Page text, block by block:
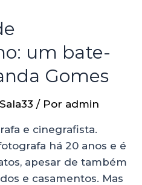
um bate-
Gomes
Sala33 / Por admin
e cinegrafista.
há 20 anos e é
apesar de também
e casamentos. Mas